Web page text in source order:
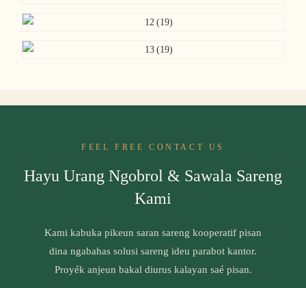
FEEL FREE CONTACT US
Hayu Urang Ngobrol & Sawala Sareng
Kami
Kami kabuka pikeun saran sareng kooperatif pisan
dina ngabahas solusi sareng ideu parabot kantor.
Proyék anjeun bakal diurus kalayan saé pisan.